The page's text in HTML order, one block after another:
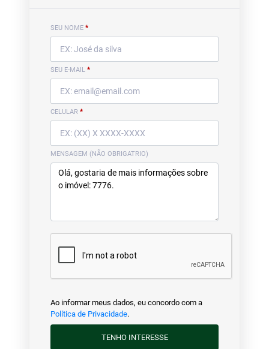
SEU NOME *
SEU E-MAIL *
CELULAR *
MENSAGEM (NÃO OBRIGATRIO)
Ao informar meus dados, eu concordo com a
Política de Privacidade.
TENHO INTERESSE